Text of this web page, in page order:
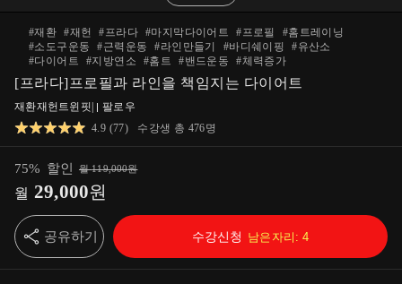
#재환 #재헌 #프라다 #마지막다이어트 #프로필 #홈트레이닝
#소도구운동 #근력운동 #라인만들기 #바디쉐이핑 #유산소
#다이어트 #지방연소 #홈트 #밴드운동 #체력증가
[프라다]프로필과 라인을 책임지는 다이어트
재환재헌트윈핏
팔로우
4.9 (77) 수강생 총 476명
75% 할인 월119,000원
월 29,000원
공유하기 수강신청 남은자리: 4